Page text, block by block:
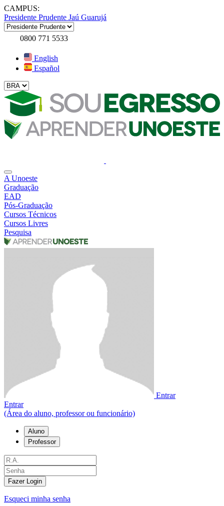
CAMPUS:
Presidente Prudente Jaú Guarujá
0800 771 5533
English
Español
A Unoeste
Graduação
EAD
Pós-Graduação
Cursos Técnicos
Cursos Livres
Pesquisa
Entrar
Entrar
(Área do aluno, professor ou funcionário)
Aluno
Professor
Fazer Login
Esqueci minha senha